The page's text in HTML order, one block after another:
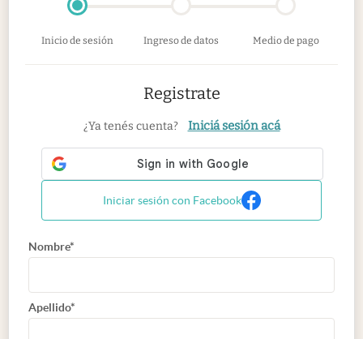
Inicio de sesión Ingreso de datos Medio de pago
Registrate
¿Ya tenés cuenta? Iniciá sesión acá
Iniciar sesión con Facebook
Nombre*
Apellido*